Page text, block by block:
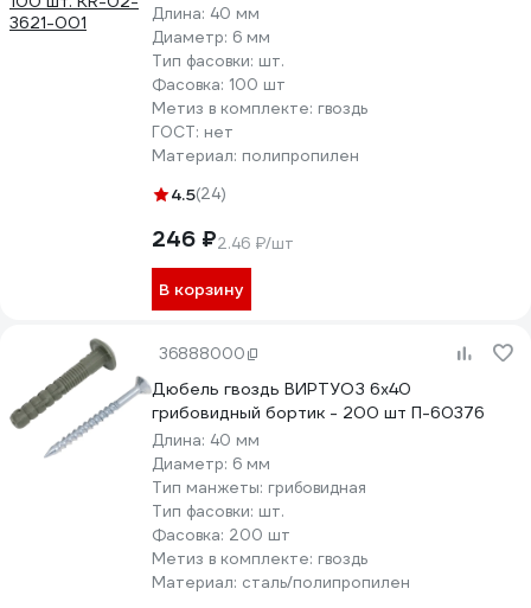
Длина: 40 мм
Диаметр: 6 мм
Тип фасовки: шт.
Фасовка: 100 шт
Метиз в комплекте: гвоздь
ГОСТ: нет
Материал: полипропилен
4.5(24)
246 ₽2.46 ₽/шт
В корзину
36888000
Дюбель гвоздь ВИРТУОЗ 6x40
грибовидный бортик - 200 шт П-60376
Длина: 40 мм
Диаметр: 6 мм
Тип манжеты: грибовидная
Тип фасовки: шт.
Фасовка: 200 шт
Метиз в комплекте: гвоздь
Материал: сталь/полипропилен